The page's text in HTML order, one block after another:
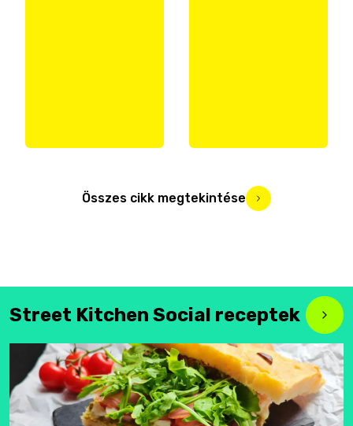
Összes cikk megtekintése
Street Kitchen Social receptek